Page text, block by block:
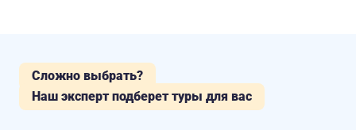
Сложно выбрать?
Наш эксперт подберет туры для вас